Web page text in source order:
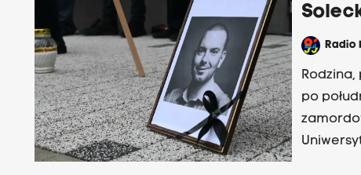
Radio
po